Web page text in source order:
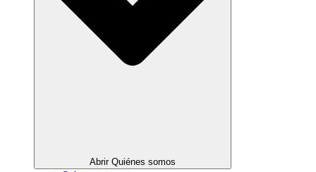
Abrir Quiénes somos